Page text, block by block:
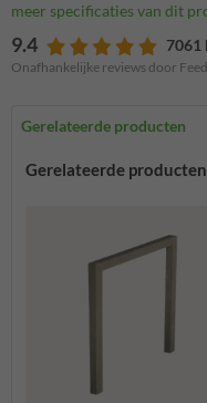
meer specificaties van dit
9.4 7061
Onafhankelijke reviews door
Gerelateerde producten
Gerelateerde